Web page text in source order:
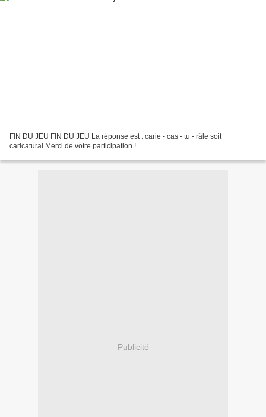
FIN DU JEU FIN DU JEU La réponse est : carie - cas - tu - râle soit
caricatural Merci de votre participation !
Publicité